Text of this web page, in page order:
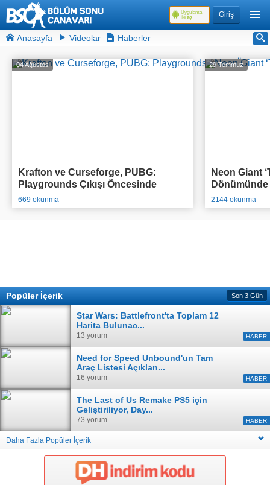
Giriş
Uygulama
ile aç
Anasayfa Videolar Haberler
04 Ağustos
Krafton ve Curseforge, PUBG:
Playgrounds Çıkışı Öncesinde
95.000$ Ödül Havuzlu Yarışmasını
Duyurdu
669 okunma
29 Temmuz
Neon Giant
Dönümünde
Açıkladı
2144 okunma
Popüler İçerik Son 3 Gün
Star Wars: Battlefront'ta Toplam 12
Harita Bulunac...
13 yorum HABER
Need for Speed Unbound'un Tam
Araç Listesi Açıklan...
16 yorum HABER
The Last of Us Remake PS5 için
Geliştiriliyor, Day...
73 yorum HABER
Daha Fazla Popüler İçerik